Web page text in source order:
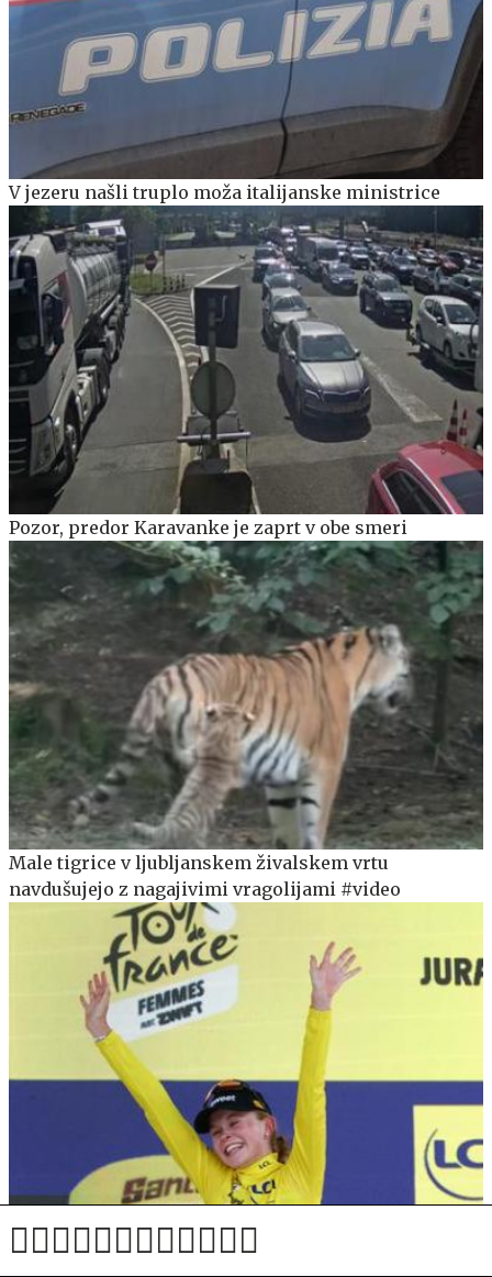
V jezeru našli truplo moža italijanske ministrice
Pozor, predor Karavanke je zaprt v obe smeri
Male tigrice v ljubljanskem živalskem vrtu
navdušujejo z nagajivimi vragolijami #video
Norvežanka pobegnila v slogu Tadeja Pogačarja,
Urška Žigart preživljala težke čase